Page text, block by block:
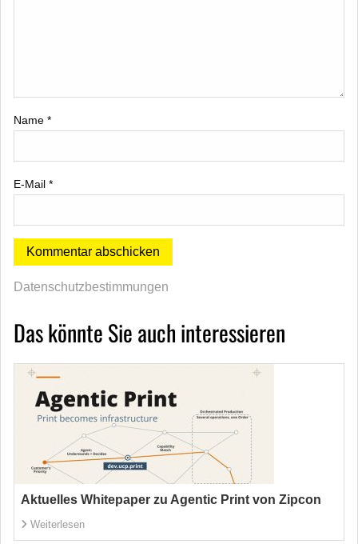
Name *
E-Mail *
Datenschutzbestimmungen
Das könnte Sie auch interessieren
Aktuelles Whitepaper zu Agentic Print von Zipcon
Weiterlesen